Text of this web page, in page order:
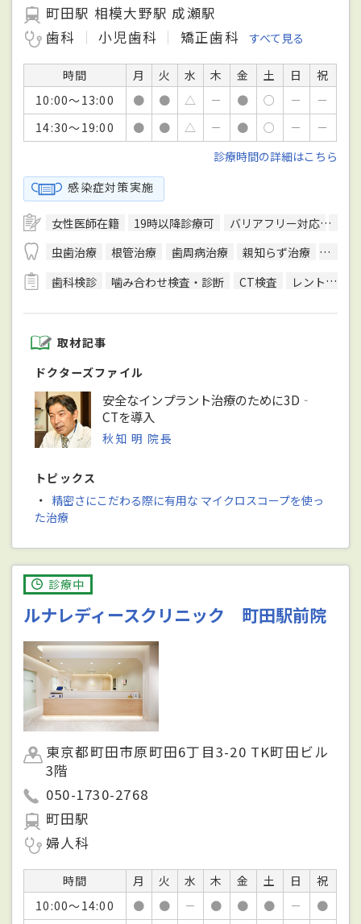
町田駅 相模大野駅 成瀬駅
歯科
小児歯科 矯正歯科 すべて見る
時間 月 火 水 木 金 土 日
祝
10:00～13:00
● ● △ － ● ○ －
－
14:30～19:00
● ● △ － ● ○ －
－
診療時間の詳細はこちら
感染症対策実施
女性医師在籍 19時以降診療可 バリアフリー対応
虫歯治療
根管治療 歯周病治療 親知らず治療
顎関
歯科検診
噛み合わせ検査・診断 CT検査 レントゲン検査
取材記事
ドクターズファイル
安全なインプラント治療のために3D‐
CTを導入
秋知 明 院長
トピックス
・ 精密さにこだわる際に有用な マイクロスコープを使っ
た治療
診療中
ルナレディースクリニック 町田駅前院
東京都町田市原町田6丁目3-20 TK町田ビル
3階
050-1730-2768
町田駅
婦人科
時間 月 火 水 木 金 土 日
祝
10:00～14:00
● ● － ● ● ● －
●